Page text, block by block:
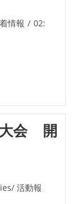
情報 / 02:
大会 開
活動報